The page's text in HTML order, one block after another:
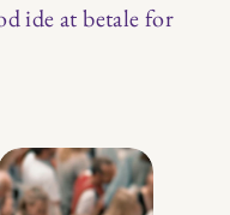
ide at betale for